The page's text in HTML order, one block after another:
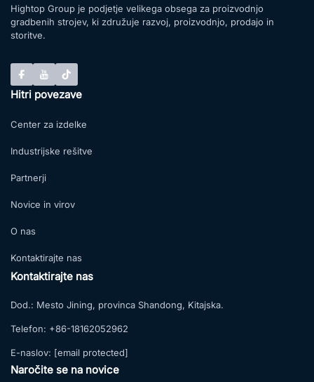
Hightop Group je podjetje velikega obsega za proizvodnjo
gradbenih strojev, ki združuje razvoj, proizvodnjo, prodajo in
storitve.
Hitri povezave
Center za izdelke
Industrijske rešitve
Partnerji
Novice in virov
O nas
Kontaktirajte nas
Kontaktirajte nas
Dod.: Mesto Jining, provinca Shandong, Kitajska.
Telefon: +86-18162052962
E-naslov: [email protected]
Naročite se na novice